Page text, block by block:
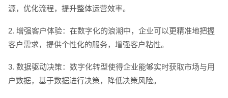
源，优化流程，提升整体运营效率。
2. 增强客户体验：在数字化的浪潮中，企业可以更精准地把握
客户需求，提供个性化的服务，增强客户粘性。
3. 数据驱动决策：数字化转型使得企业能够实时获取市场与用
户数据，基于数据进行决策，降低决策风险。